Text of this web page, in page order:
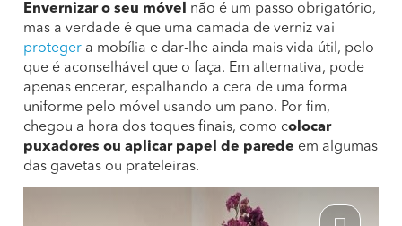
Envernizar o seu móvel
não é um passo obrigatório,
mas a verdade é que uma camada de verniz vai
proteger a mobília e dar-lhe ainda mais vida útil, pelo
que é aconselhável que o faça. Em alternativa, pode
apenas encerar, espalhando a cera de uma forma
uniforme pelo móvel usando um pano. Por fim,
chegou a hora dos toques finais, como colocar
puxadores ou aplicar papel de parede em algumas
das gavetas ou prateleiras.